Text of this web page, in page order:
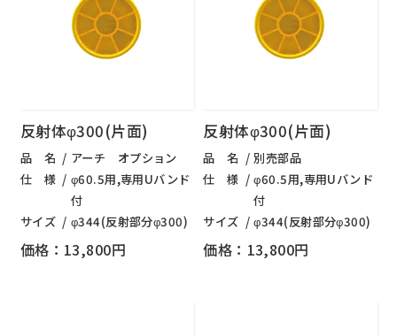
反射体φ300(片面)
品 名
アーチ オプション
仕 様
φ60.5用,専用Uバンド
付
サイズ
φ344(反射部分φ300)
価格：13,800円
反射体φ300(片面)
品 名
別売部品
仕 様
φ60.5用,専用Uバンド
付
サイズ
φ344(反射部分φ300)
価格：13,800円